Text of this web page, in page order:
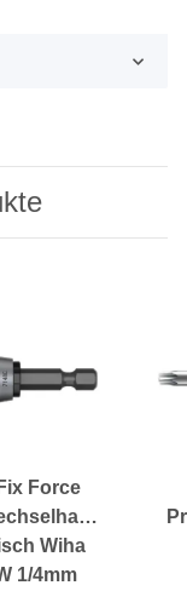
Force
Wiha
1/4mm